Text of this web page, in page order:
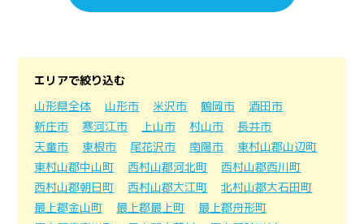
エリアで絞り込む
山形県全体
山形市 米沢市 鶴岡市
酒田市
新庄市
寒河江市 上山市 村山市
長井市
天童市
東根市 尾花沢市 南陽市
東村山郡山辺町
東村山郡中山町
西村山郡河北町
西村山郡西川町
西村山郡朝日町
西村山郡大江町
北村山郡大石田町
最上郡金山町
最上郡最上町
最上郡舟形町